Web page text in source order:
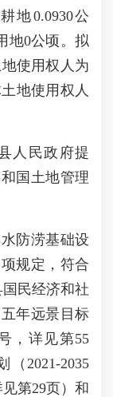
地0.0930公
地0公顷。拟
使用权人为
地使用权人
人民政府提
国土地管理
防涝基础设
规定，符合
国民经济和社
年远景目标
，详见第55
2021-2035
第29页）和